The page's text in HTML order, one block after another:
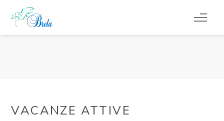
PROGRAMMA EVENTI
VACANZE ATTIVE